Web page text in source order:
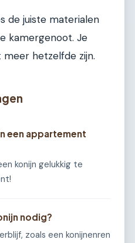
de juiste materialen
kamergenoot. Je
hetzelfde zijn.
een appartement
konijn gelukkig te
nodig?
zoals een konijnenren